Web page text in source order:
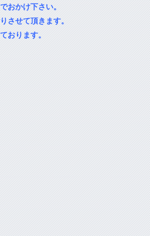
おかけ下さい。
させて頂きます。
おります。